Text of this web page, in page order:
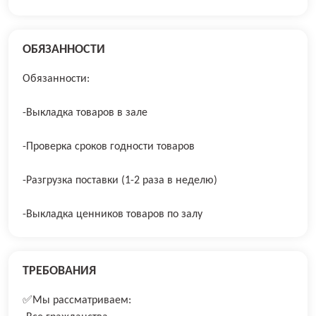
ОБЯЗАННОСТИ
Обязанности:
-Выкладка товаров в зале
-Проверка сроков годности товаров
-Разгрузка поставки (1-2 раза в неделю)
-Выкладка ценников товаров по залу
ТРЕБОВАНИЯ
✅Мы рассматриваем: